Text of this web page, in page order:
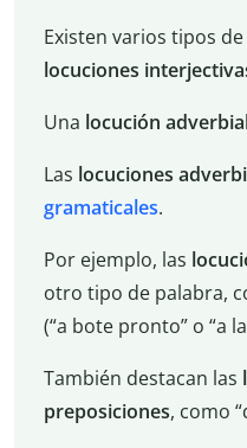
Existen varios tipos
locuciones
Una locución
Las locuciones
gramaticales.
Por ejemplo, las
otro tipo de palabra,
(“a bote pronto” o “a
También destacan las
preposiciones, como